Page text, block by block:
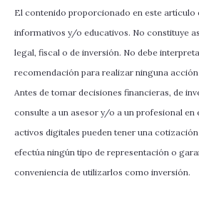
El contenido proporcionado en este artículo
informativos y/o educativos. No constituye
legal, fiscal o de inversión. No debe
recomendación para realizar ninguna
Antes de tomar decisiones financieras, de
consulte a un asesor y/o a un profesional en
activos digitales pueden tener una
efectúa ningún tipo de representación o
conveniencia de utilizarlos como inversión.